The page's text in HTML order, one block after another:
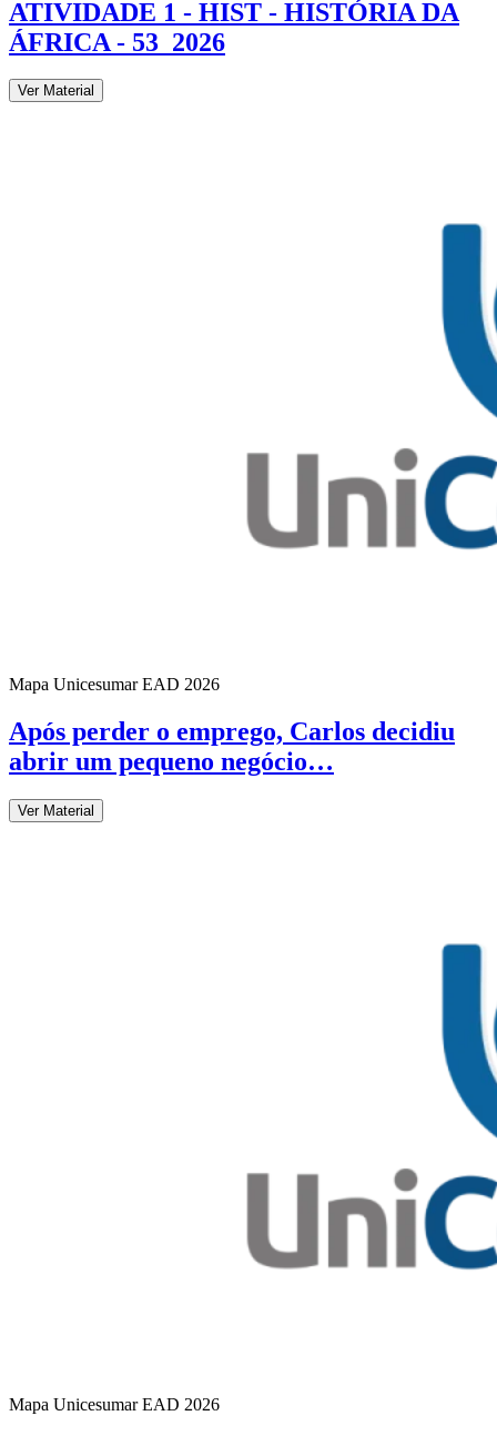
ATIVIDADE 1 - HIST - HISTÓRIA DA
ÁFRICA - 53_2026
Ver Material
Mapa Unicesumar EAD 2026
Após perder o emprego, Carlos decidiu
abrir um pequeno negócio…
Ver Material
Mapa Unicesumar EAD 2026